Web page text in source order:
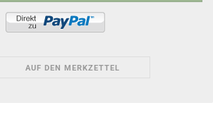
AUF DEN MERKZETTEL